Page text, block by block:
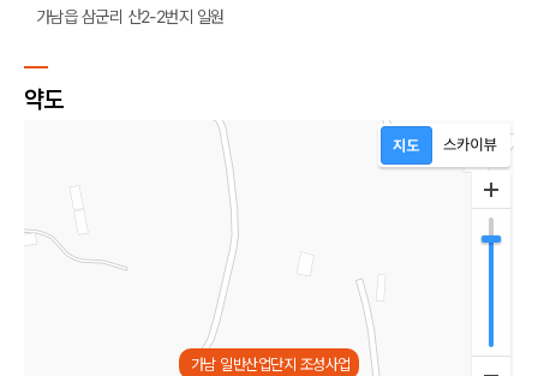
가남읍 삼군리 산2-2번지 일원
약도
가남 일반산업단지 조성사업